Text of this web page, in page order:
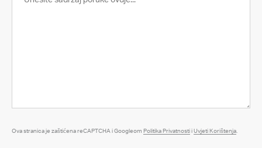
Ova stranica je zaštićena reCAPTCHA i Googleom Politika Privatnosti i Uvjeti Korištenja.